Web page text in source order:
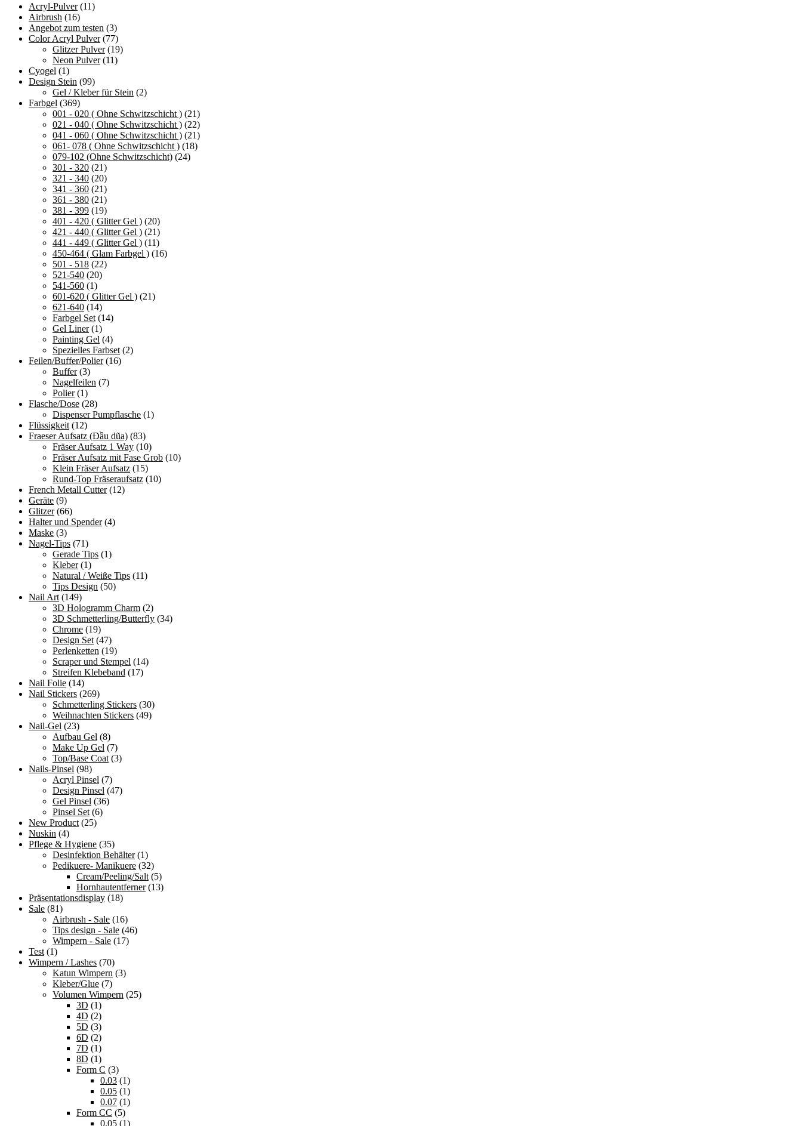
Acryl-Pulver (11)
Airbrush (16)
Angebot zum testen (3)
Color Acryl Pulver (77)
Glitzer Pulver (19)
Neon Pulver (11)
Cyogel (1)
Design Stein (99)
Gel / Kleber für Stein (2)
Farbgel (369)
001 - 020 ( Ohne Schwitzschicht ) (21)
021 - 040 ( Ohne Schwitzschicht ) (22)
041 - 060 ( Ohne Schwitzschicht ) (21)
061- 078 ( Ohne Schwitzschicht ) (18)
079-102 (Ohne Schwitzschicht) (24)
301 - 320 (21)
321 - 340 (20)
341 - 360 (21)
361 - 380 (21)
381 - 399 (19)
401 - 420 ( Glitter Gel ) (20)
421 - 440 ( Glitter Gel ) (21)
441 - 449 ( Glitter Gel ) (11)
450-464 ( Glam Farbgel ) (16)
501 - 518 (22)
521-540 (20)
541-560 (1)
601-620 ( Glitter Gel ) (21)
621-640 (14)
Farbgel Set (14)
Gel Liner (1)
Painting Gel (4)
Spezielles Farbset (2)
Feilen/Buffer/Polier (16)
Buffer (3)
Nagelfeilen (7)
Polier (1)
Flasche/Dose (28)
Dispenser Pumpflasche (1)
Flüssigkeit (12)
Fraeser Aufsatz (Đầu dũa) (83)
Fräser Aufsatz 1 Way (10)
Fräser Aufsatz mit Fase Grob (10)
Klein Fräser Aufsatz (15)
Rund-Top Fräseraufsatz (10)
French Metall Cutter (12)
Geräte (9)
Glitzer (66)
Halter und Spender (4)
Maske (3)
Nagel-Tips (71)
Gerade Tips (1)
Kleber (1)
Natural / Weiße Tips (11)
Tips Design (50)
Nail Art (149)
3D Hologramm Charm (2)
3D Schmetterling/Butterfly (34)
Chrome (19)
Design Set (47)
Perlenketten (19)
Scraper und Stempel (14)
Streifen Klebeband (17)
Nail Folie (14)
Nail Stickers (269)
Schmetterling Stickers (30)
Weihnachten Stickers (49)
Nail-Gel (23)
Aufbau Gel (8)
Make Up Gel (7)
Top/Base Coat (3)
Nails-Pinsel (98)
Acryl Pinsel (7)
Design Pinsel (47)
Gel Pinsel (36)
Pinsel Set (6)
New Product (25)
Nuskin (4)
Pflege & Hygiene (35)
Desinfektion Behälter (1)
Pedikuere- Manikuere (32)
Cream/Peeling/Salt (5)
Hornhautentferner (13)
Präsentationsdisplay (18)
Sale (81)
Airbrush - Sale (16)
Tips design - Sale (46)
Wimpern - Sale (17)
Test (1)
Wimpern / Lashes (70)
Katun Wimpern (3)
Kleber/Glue (7)
Volumen Wimpern (25)
3D (1)
4D (2)
5D (3)
6D (2)
7D (1)
8D (1)
Form C (3)
0.03 (1)
0.05 (1)
0.07 (1)
Form CC (5)
0.05 (1)